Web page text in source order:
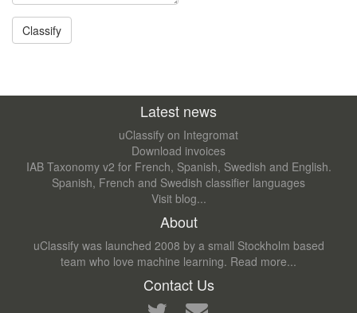
Latest news
uClassify on Integromat
Download invoices
IAB Taxonomy v2 for French, Spanish, Swedish and English.
Spanish, French and Swedish classifier languages
Visit blog...
About
uClassify was launched 2008 by a small Stockholm based
team who love machine learning. Read more...
Contact Us